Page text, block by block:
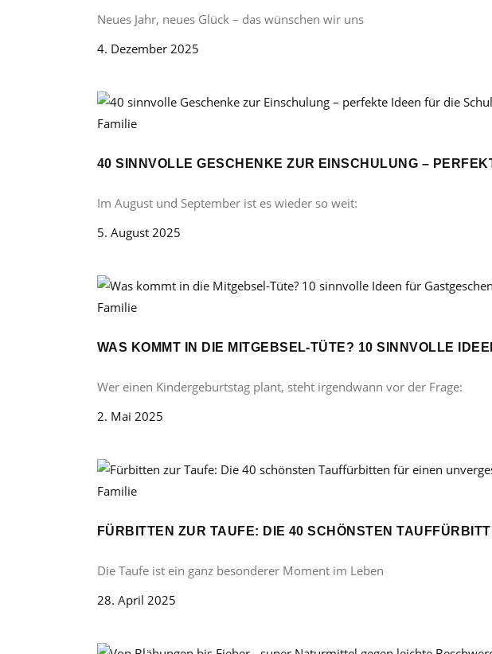
Neues Jahr, neues Glück – das wünschen wir uns
4. Dezember 2025
Familie
40 SINNVOLLE GESCHENKE ZUR EINSCHULUNG –
Im August und September ist es wieder so weit:
5. August 2025
Familie
WAS KOMMT IN DIE MITGEBSEL-TÜTE? 10 SINNVOLLE
Wer einen Kindergeburtstag plant, steht irgendwann vor der Frage:
2. Mai 2025
Familie
FÜRBITTEN ZUR TAUFE: DIE 40 SCHÖNSTEN
Die Taufe ist ein ganz besonderer Moment im Leben
28. April 2025